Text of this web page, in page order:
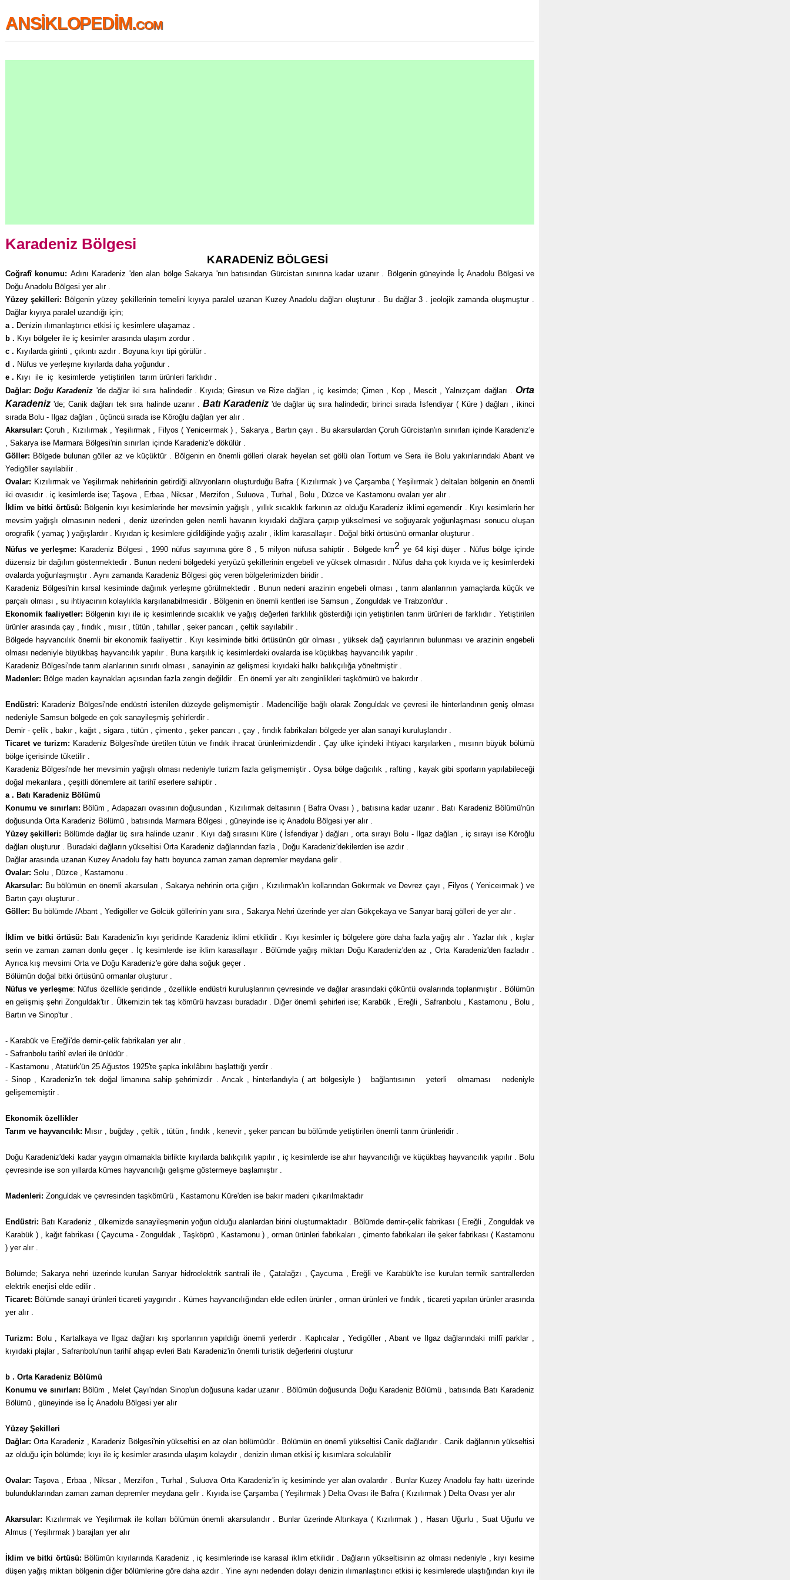
ANSİKLOPEDİM.com
Karadeniz Bölgesi
KARADENİZ BÖLGESİ
Coğrafî konumu: Adını Karadeniz 'den alan bölge Sakarya 'nın batısından Gürcistan sınırına kadar uzanır . Bölgenin güneyinde İç Anadolu Bölgesi ve
Doğu Anadolu Bölgesi yer alır .
Yüzey şekilleri: Bölgenin yüzey şekillerinin temelini kıyıya paralel uzanan Kuzey Anadolu dağları oluşturur . Bu dağlar 3 . jeolojik zamanda oluşmuştur .
Dağlar kıyıya paralel uzandığı için;
a . Denizin ılımanlaştırıcı etkisi iç kesimlere ulaşamaz .
b . Kıyı bölgeler ile iç kesimler arasında ula­şım zordur .
c . Kıyılarda girinti , çıkıntı azdır . Boyuna kıyı tipi görülür .
d . Nüfus ve yerleşme kıyılarda daha yoğundur .
e . Kıyı ile iç kesimlerde yetiştirilen tarım ürünleri farklıdır .
Dağlar:Doğu Karadeniz 'de dağlar iki sıra halindedir . Kıyıda; Giresun ve Rize dağları , iç kesimde; Çimen , Kop , Mescit , Yalnızçam dağları .Orta
Karadeniz'de; Canik dağları tek sıra halinde uzanır . Batı Karadeniz 'de dağlar üç sıra halindedir; birinci sırada İsfendiyar ( Küre ) dağları , ikinci
sırada Bolu - Ilgaz dağları , üçüncü sırada ise Köroğlu dağları yer alır .
Akarsular:Çoruh , Kızılırmak , Yeşilırmak , Filyos ( Yeniceırmak ) , Sakarya , Bartın çayı . Bu akarsulardan Çoruh Gürcistan'ın sınırları içinde Karadeniz'e
, Sakarya ise Marmara Bölgesi'nin sınırları içinde Karadeniz'e dökülür .
Göller: Bölgede bulunan göller az ve kü­çüktür . Bölgenin en önemli gölleri olarak heyelan set gölü olan Tortum ve Sera ile Bolu yakınlarındaki Abant ve
Yedigöller sayılabilir .
Ovalar: Kızılırmak ve Yeşilırmak nehirlerinin getirdiği alüvyonların oluşturduğu Bafra ( Kızılır­mak ) ve Çarşamba ( Yeşilırmak ) deltaları bölgenin en önemli
iki ovasıdır . iç kesimlerde ise; Taşova , Erbaa , Niksar , Merzifon , Suluova , Turhal , Bolu , Düzce ve Kastamonu ovaları yer alır .
İklim ve bitki örtüsü: Bölgenin kıyı kesimle­rinde her mevsimin yağışlı , yıllık sıcaklık farkının az olduğu Karadeniz iklimi egemendir . Kıyı kesimlerin her
mevsim yağışlı olmasının nedeni , deniz üzerin­den gelen nemli havanın kıyıdaki dağlara çarpıp yükselmesi ve soğuyarak yoğunlaşması sonucu oluşan
orografik ( yamaç ) yağışlardır . Kıyıdan iç kesimlere gidildiğinde yağış azalır , iklim karasallaşır . Doğal bitki örtüsünü ormanlar oluşturur .
Nüfus ve yerleşme: Karadeniz Bölgesi , 1990 nüfus sayımına göre 8 , 5 milyon nüfusa sa­hiptir . Bölgede km2 ye 64 kişi düşer . Nüfus bölge içinde
düzensiz bir dağılım göstermektedir . Bunun nedeni bölgedeki yeryüzü şekillerinin engebeli ve yüksek olmasıdır . Nüfus daha çok kıyıda ve iç kesimlerdeki
ovalarda yoğunlaşmıştır . Aynı za­manda Karadeniz Bölgesi göç veren bölgelerimiz­den biridir .
Karadeniz Bölgesi'nin kırsal kesiminde dağı­nık yerleşme görülmektedir . Bunun nedeni arazi­nin engebeli olması , tarım alanlarının yamaçlarda küçük ve
parçalı olması , su ihtiyacının kolaylıkla karşılanabilmesidir . Bölgenin en önemli kentleri ise Samsun , Zonguldak ve Trabzon'dur .
Ekonomik faaliyetler: Bölgenin kıyı ile iç kesimlerinde sıcaklık ve yağış değerleri farklılık gösterdiği için yetiştirilen tarım ürünleri de farklıdır . Yetiştirilen
ürünler arasında çay , fındık , mısır , tütün , tahıllar , şeker pancarı , çeltik sayılabilir .
Bölgede hayvancılık önemli bir ekonomik faaliyettir . Kıyı kesiminde bitki örtüsünün gür ol­ması , yüksek dağ çayırlarının bulunması ve arazi­nin engebeli
olması nedeniyle büyükbaş hayvan­cılık yapılır . Buna karşılık iç kesimlerdeki ovalarda ise küçükbaş hayvancılık yapılır .
Karadeniz Bölgesi'nde tarım alanlarının sı­nırlı olması , sanayinin az gelişmesi kıyıdaki halkı balıkçılığa yöneltmiştir .
Madenler: Bölge maden kaynakları açısın­dan fazla zengin değildir . En önemli yer altı zen­ginlikleri taşkömürü ve bakırdır .
Endüstri: Karadeniz Bölgesi'nde endüstri istenilen düzeyde gelişmemiştir . Madenciliğe bağlı olarak Zonguldak ve çevresi ile hinterlandının geniş olması
nedeniyle Samsun bölgede en çok sanayileşmiş şehirlerdir .
Demir - çelik , bakır , kağıt , sigara , tütün , çi­mento , şeker pancarı , çay , fındık fabrikaları böl­gede yer alan sanayi kuruluşlarıdır .
Ticaret ve turizm: Karadeniz Bölgesi'nde üretilen tütün ve fındık ihracat ürünlerimizdendir . Çay ülke içindeki ihtiyacı karşılarken , mısırın bü­yük bölümü
bölge içerisinde tüketilir .
Karadeniz Bölgesi'nde her mevsimin yağışlı olması nedeniyle turizm fazla gelişmemiştir . Oysa bölge dağcılık , rafting , kayak gibi sporların yapıla­bileceği
doğal mekanlara , çeşitli dönemlere ait tarihî eserlere sahiptir .
a . Batı Karadeniz Bölümü
Konumu ve sınırları: Bölüm , Adapazarı ovasının doğusundan , Kızılırmak deltasının ( Bafra Ovası ) , batısına kadar uzanır . Batı Karadeniz Bölümü'nün
doğusunda Orta Karadeniz Bölümü , batısında Marmara Bölgesi , güneyinde ise iç Ana­dolu Bölgesi yer alır .
Yüzey şekilleri: Bölümde dağlar üç sıra ha­linde uzanır . Kıyı dağ sırasını Küre ( İsfendiyar ) dağları , orta sırayı Bolu - Ilgaz dağları , iç sırayı ise Köroğlu
dağları oluşturur . Buradaki dağların yükseltisi Orta Karadeniz dağlarından fazla , Doğu Karadeniz'dekilerden ise azdır .
Dağlar arasında uzanan Kuzey Anadolu fay hattı boyunca zaman zaman depremler meydana gelir .
Ovalar: Solu , Düzce , Kastamonu .
Akarsular: Bu bölümün en önemli akarsuları , Sakarya nehrinin orta çığırı , Kızılırmak'ın kollarından Gökırmak ve Devrez çayı , Filyos ( Yeniceırmak ) ve
Bartın çayı oluşturur .
Göller: Bu bölümde /Abant , Yedigöller ve Göl­cük göllerinin yanı sıra , Sakarya Nehri üzerinde yer alan Gökçekaya ve Sarıyar baraj gölleri de yer alır .
İklim ve bitki örtüsü: Batı Karadeniz'in kıyı şeridinde Karadeniz iklimi etkilidir . Kıyı kesimler iç bölgelere göre daha fazla yağış alır . Yazlar ılık , kışlar
serin ve zaman zaman donlu geçer . İç ke­simlerde ise iklim karasallaşır . Bölümde yağış miktarı Doğu Karadeniz'den az , Orta Karadeniz'­den fazladır .
Ayrıca kış mevsimi Orta ve Doğu Karadeniz'e göre daha soğuk geçer .
Bölümün doğal bitki örtüsünü ormanlar oluşturur .
Nüfus ve yerleşme: Nüfus özellikle şeridinde , özellikle endüstri kuruluşlarının çevresinde ve dağlar arasındaki çöküntü ovalarında toplanmıştır . Bölümün
en gelişmiş şehri Zonguldak'tır . Ülkemi­zin tek taş kömürü havzası buradadır . Diğer önemli şehirleri ise; Karabük , Ereğli , Safranbolu , Kastamonu , Bolu ,
Bartın ve Sinop'tur .
- Karabük ve Ereğli'de demir-çelik fabrikaları yer alır .
- Safranbolu tarihî evleri ile ünlüdür .
- Kastamonu , Atatürk'ün 25 Ağustos 1925'te şapka inkılâbını başlattığı yerdir .
- Sinop , Karadeniz'in tek doğal limanına sa­hip şehrimizdir . Ancak , hinterlandıyla ( art bölge­siyle ) bağlantısının yeterli olmaması nedeniyle
gelişememiştir .
Ekonomik özellikler
Tarım ve hayvancılık: Mısır , buğday , çeltik , tütün , fındık , kenevir , şeker pancarı bu bölümde yetiştirilen önemli tarım ürünleridir .
Doğu Karadeniz'deki kadar yaygın olma­makla birlikte kıyılarda balıkçılık yapılır , iç kesim­lerde ise ahır hayvancılığı ve küçükbaş hayvancı­lık yapılır . Bolu
çevresinde ise son yıllarda kümes hayvancılığı gelişme göstermeye başlamıştır .
Madenleri: Zonguldak ve çevresinden taş­kömürü , Kastamonu Küre'den ise bakır madeni çıkarılmaktadır
Endüstri: Batı Karadeniz , ülkemizde sana­yileşmenin yoğun olduğu alanlardan birini oluş­turmaktadır . Bölümde demir-çelik fabrikası ( Ereğli , Zonguldak ve
Karabük ) , kağıt fabrikası ( Çaycuma - Zonguldak , Taşköprü , Kastamonu ) , orman ürünleri fabrikaları , çimento fabrikaları ile şeker fabrikası ( Kastamonu
) yer alır .
Bölümde; Sakarya nehri üzerinde kurulan Sarıyar hidroelektrik santrali ile , Çatalağzı , Çay­cuma , Ereğli ve Karabük'te ise kurulan termik santrallerden
elektrik enerjisi elde edilir .
Ticaret: Bölümde sanayi ürünleri ticareti yaygındır . Kümes hayvancılığından elde edilen ürünler , orman ürünleri ve fındık , ticareti yapılan ürünler arasında
yer alır .
Turizm: Bolu , Kartalkaya ve Ilgaz dağları kış sporlarının yapıldığı önemli yerlerdir . Kaplıca­lar , Yedigöller , Abant ve Ilgaz dağlarındaki millî parklar ,
kıyıdaki plajlar , Safranbolu'nun tarihî ah­şap evleri Batı Karadeniz'in önemli turistik değerlerini oluşturur
b . Orta Karadeniz Bölümü
Konumu ve sınırları: Bölüm , Melet Çayı'ndan Sinop'un doğusuna kadar uzanır . Bölümün doğusunda Doğu Karadeniz Bölümü , batısında Batı Karadeniz
Bölümü , güneyinde ise İç Anadolu Bölgesi yer alır
Yüzey Şekilleri
Dağlar: Orta Karadeniz , Karadeniz Bölgesi'nin yükseltisi en az olan bölümüdür . Bölümün en önemli yükseltisi Canik dağlarıdır . Canik dağları­nın yükseltisi
az olduğu için bölümde; kıyı ile iç kesimler arasında ulaşım kolaydır , denizin ılıman etkisi iç kısımlara sokulabilir
Ovalar: Taşova , Erbaa , Niksar , Merzifon , Turhal , Suluova Orta Karadeniz'in iç kesiminde yer alan ovalardır . Bunlar Kuzey Anadolu fay hattı üzerinde
bulunduklarından zaman zaman dep­remler meydana gelir . Kıyıda ise Çarşamba ( Yeşilırmak ) Delta Ovası ile Bafra ( Kızılırmak ) Delta Ovası yer alır
Akarsular: Kızılırmak ve Yeşilırmak ile kolla­rı bölümün önemli akarsularıdır . Bunlar üzerinde Altınkaya ( Kızılırmak ) , Hasan Uğurlu , Suat Uğurlu ve
Almus ( Yeşilırmak ) barajları yer alır
İklim ve bitki örtüsü: Bölümün kıyılarında Karadeniz , iç kesimlerinde ise karasal iklim etkili­dir . Dağların yükseltisinin az olması nedeniyle , kıyı kesime
düşen yağış miktarı bölgenin diğer bölümlerine göre daha azdır . Yine aynı nedenden dolayı denizin ılımanlaştırıcı etkisi iç kesimlerede ulaştığından kıyı ile